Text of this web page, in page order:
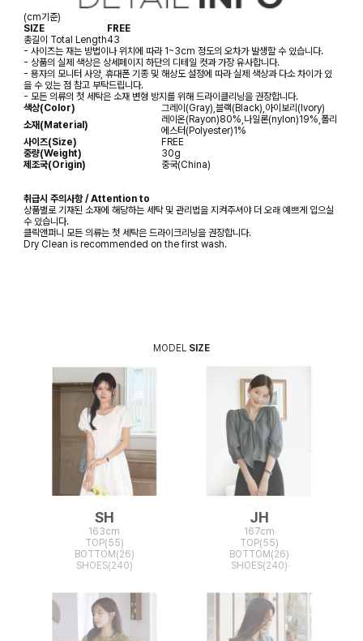
(cm기준)
SIZE
FREE
총길이 Total Length43
- 사이즈는 재는 방법이나 위치에 따라 1~3cm 정도의 오차가 발생할 수 있습니다.
- 상품의 실제 색상은 상세페이지 하단의 디테일 컷과 가장 유사합니다.
- 용자의 모니터 사양, 휴대폰 기종 및 해상도 설정에 따라 실제 색상과 다소 차이가 있
을 수 있는 점 참고 부탁드립니다.
- 모든 의류의 첫 세탁은 소재 변형 방지를 위해 드라이클리닝을 권장합니다.
색상(Color)
그레이(Gray),블랙(Black),아이보리(Ivory)
소재(Material)
레이온(Rayon)80%,나일론(nylon)19%,폴리
에스터(Polyester)1%
사이즈(Size)
FREE
중량(Weight)
30g
제조국(Origin)
중국(China)
취급시 주의사항 / Attention to
상품별로 기재된 소재에 해당하는 세탁 및 관리법을 지켜주셔야 더 오래 예쁘게 입으실
수 있습니다.
클릭앤퍼니 모든 의류는 첫 세탁은 드라이크리닝을 권장합니다.
Dry Clean is recommended on the first wash.
MODEL SIZE
SH
163cm
TOP(55)
BOTTOM(26)
SHOES(240)
JH
167cm
TOP(55)
BOTTOM(26)
SHOES(240)